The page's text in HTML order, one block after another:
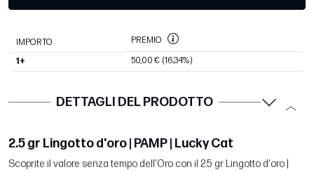
IMPORTO PREMIO
1+ 50,00 € (16,34%)
DETTAGLI DEL PRODOTTO
2.5 gr Lingotto d'oro | PAMP | Lucky Cat
Scoprite il valore senza tempo dell'Oro con il 2.5 gr Lingotto d'oro |